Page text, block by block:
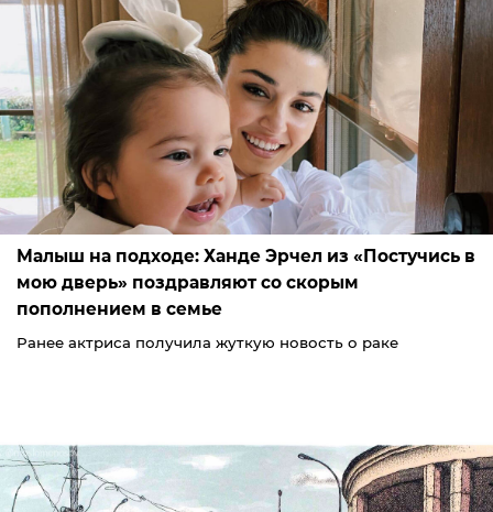
Малыш на подходе: Ханде Эрчел из «Постучись в
мою дверь» поздравляют со скорым
пополнением в семье
Ранее актриса получила жуткую новость о раке